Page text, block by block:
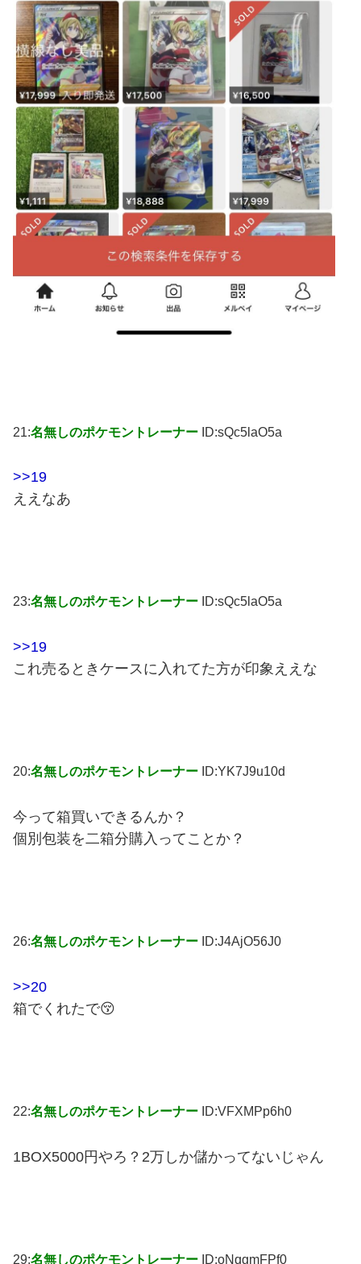
21:名無しのポケモントレーナー ID:sQc5laO5a
>>19
ええなあ
23:名無しのポケモントレーナー ID:sQc5laO5a
>>19
これ売るときケースに入れてた方が印象ええな
20:名無しのポケモントレーナー ID:YK7J9u10d
今って箱買いできるんか？
個別包装を二箱分購入ってことか？
26:名無しのポケモントレーナー ID:J4AjO56J0
>>20
箱でくれたで😚
22:名無しのポケモントレーナー ID:VFXMPp6h0
1BOX5000円やろ？2万しか儲かってないじゃん
29:名無しのポケモントレーナー ID:oNqgmFPf0